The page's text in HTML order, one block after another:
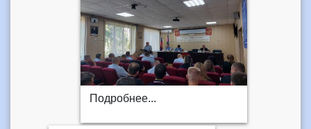
Подробнее...